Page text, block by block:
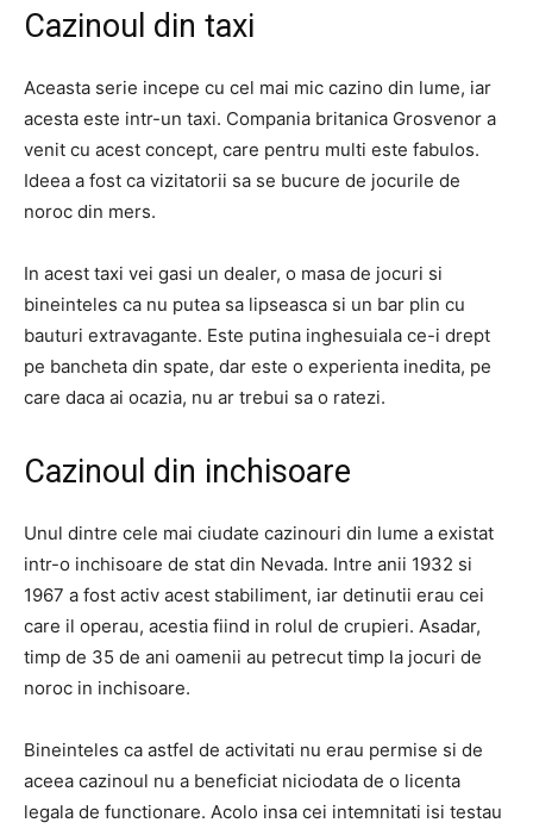
Cazinoul din taxi
Aceasta serie incepe cu cel mai mic cazino din lume, iar
acesta este intr-un taxi. Compania britanica Grosvenor a
venit cu acest concept, care pentru multi este fabulos.
Ideea a fost ca vizitatorii sa se bucure de jocurile de
noroc din mers.
In acest taxi vei gasi un dealer, o masa de jocuri si
bineinteles ca nu putea sa lipseasca si un bar plin cu
bauturi extravagante. Este putina inghesuiala ce-i drept
pe bancheta din spate, dar este o experienta inedita, pe
care daca ai ocazia, nu ar trebui sa o ratezi.
Cazinoul din inchisoare
Unul dintre cele mai ciudate cazinouri din lume a existat
intr-o inchisoare de stat din Nevada. Intre anii 1932 si
1967 a fost activ acest stabiliment, iar detinutii erau cei
care il operau, acestia fiind in rolul de crupieri. Asadar,
timp de 35 de ani oamenii au petrecut timp la jocuri de
noroc in inchisoare.
Bineinteles ca astfel de activitati nu erau permise si de
aceea cazinoul nu a beneficiat niciodata de o licenta
legala de functionare. Acolo insa cei intemnitati isi testau